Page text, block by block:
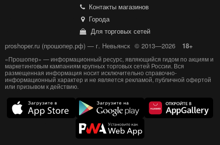
Контакты магазинов
Города
Для торговых сетей
proshoper.ru (прошопер.рф) — г. Невьянск © 2013—2026 18+
«Прошопер» — информационный ресурс, являющийся гидом по акциям и
маркетинговым кампаниям крупных торговых сетей России. Вся
размещенная информация носит исключительно справочно-
информационный характер и не является рекламой, публичной офертой
или призывом к действию.